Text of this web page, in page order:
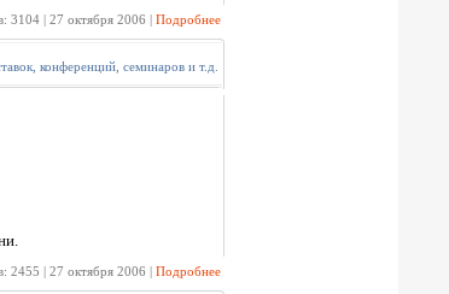
3104 | 27 октября 2006 | Подробнее
конференций, семинаров и т.д.
2455 | 27 октября 2006 | Подробнее